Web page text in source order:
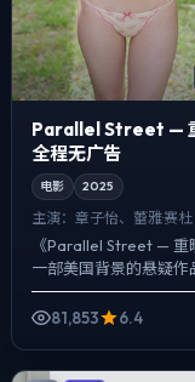
Parallel Street —
全程无广告
电影 2025
主演： 章子怡、蕾雅·赛
《Parallel Street — 重
一部美国背景的悬疑作
2025年公映，由林超
导，章子怡、蕾雅·赛
81,853 6.4